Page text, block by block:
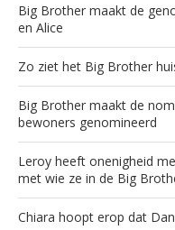
Big Brother maakt de
en Alice
Zo ziet het Big Brother
Big Brother maakt de
bewoners genomineerd
Leroy heeft onenigheid
met wie ze in de Big
Chiara hoopt erop dat